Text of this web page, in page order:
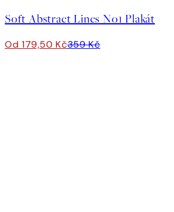
Soft Abstract Lines No1 Plakát
Od 179,50 Kč359 Kč